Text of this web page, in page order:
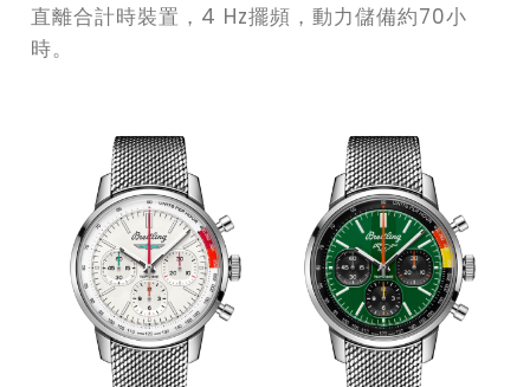
直離合計時裝置，4 Hz擺頻，動力儲備約70小
時。